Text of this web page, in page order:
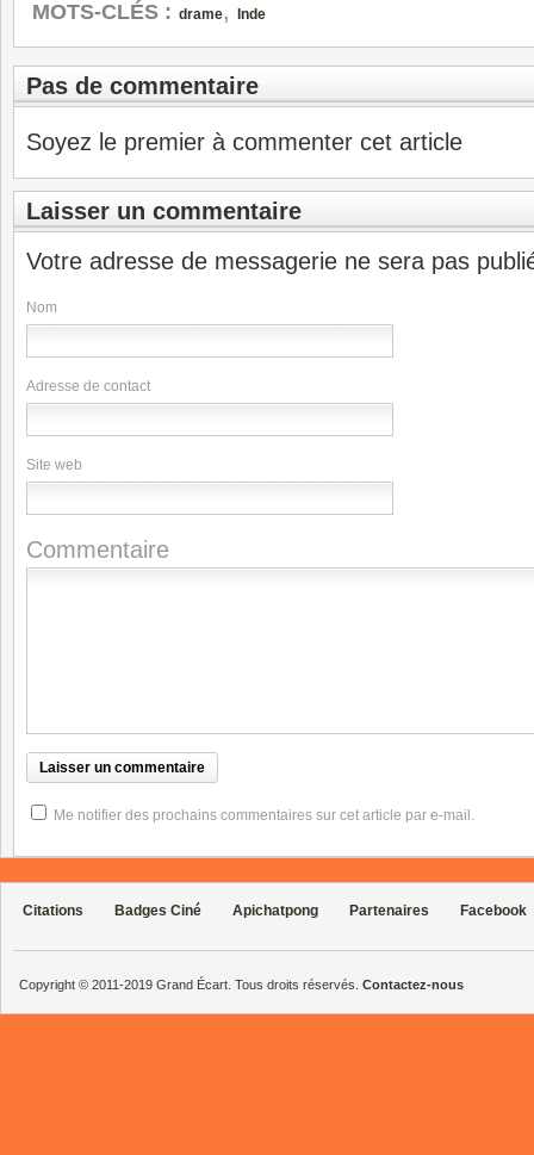
MOTS-CLÉS : drame, Inde
Pas de commentaire
Soyez le premier à commenter cet article
Laisser un commentaire
Votre adresse de messagerie ne sera pas
Nom
Adresse de contact
Site web
Commentaire
Me notifier des prochains commentaires sur cet article par e-mail.
Citations Badges Ciné Apichatpong Partenaires Facebook
Copyright © 2011-2019 Grand Écart. Tous droits réservés. Contactez-nous